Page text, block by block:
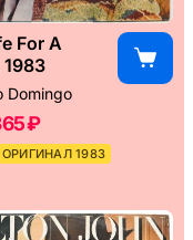
For A
Domingo
₽
ОРИГИНАЛ 1983